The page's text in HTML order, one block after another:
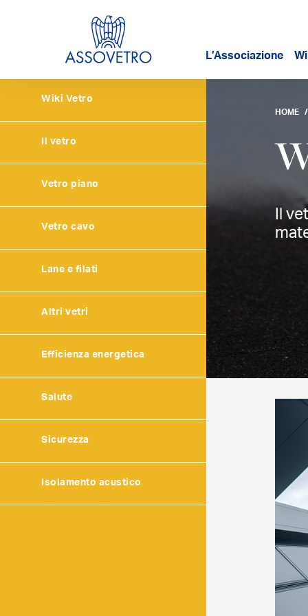
L’Associazione
Wiki Vetro
Il vetro
Vetro piano
Vetro cavo
Lane e filati
Altri vetri
Efficienza energetica
Salute
Sicurezza
Isolamento acustico
HOME
Il